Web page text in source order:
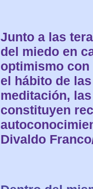
Junto a las
del miedo en
optimismo con
el hábito de
meditación,
constituyen
Divaldo